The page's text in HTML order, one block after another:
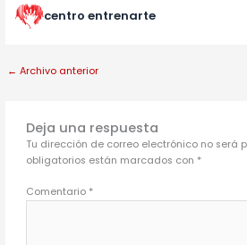
centro entrenarte
← Archivo anterior
Deja una respuesta
Tu dirección de correo electrónico no será
obligatorios están marcados con *
Comentario *